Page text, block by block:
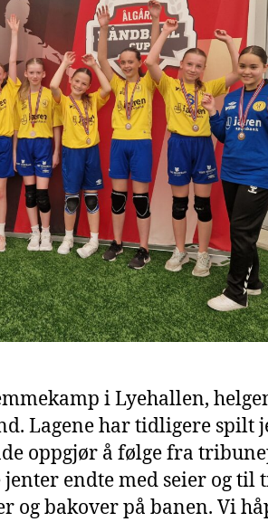
i Lyehallen,
Lagene har tidligere spilt
oppgjør å følge fra
endte med seier og til
og bakover på banen. Vi